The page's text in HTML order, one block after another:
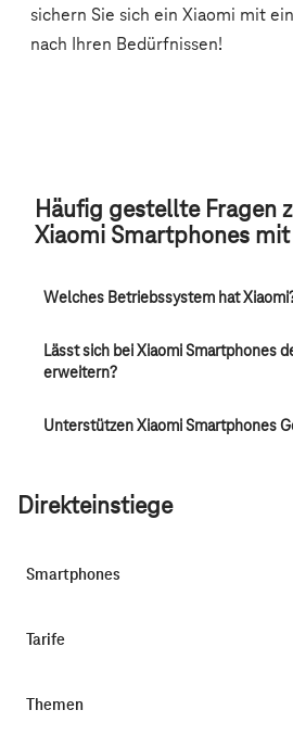
Häufig gestellte Fragen
Xiaomi Smartphones
Welches Betriebssystem hat
Lässt sich bei Xiaomi Smartphones
erweitern?
Unterstützen Xiaomi Smartphones
Direkteinstiege
Smartphones
Tarife
Themen